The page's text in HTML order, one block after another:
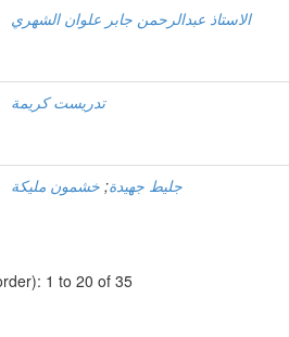
الاستاذ عبدالرحمن جابر علوان الشهري
تدريست كريمة
جليط جهيدة; خشمون مليكة
1 to 20 of 35